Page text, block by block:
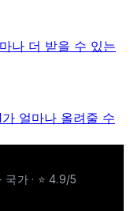
나 더 받을 수 있는
얼마나 올려줄 수
가 · ⭐ 4.9/5